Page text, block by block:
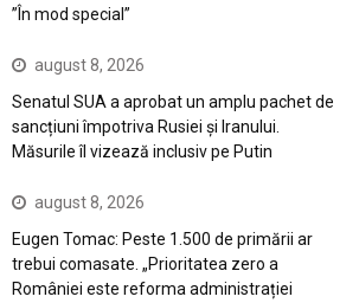
”În mod special”
august 8, 2026
Senatul SUA a aprobat un amplu pachet de
sancțiuni împotriva Rusiei și Iranului.
Măsurile îl vizează inclusiv pe Putin
august 8, 2026
Eugen Tomac: Peste 1.500 de primării ar
trebui comasate. „Prioritatea zero a
României este reforma administrației